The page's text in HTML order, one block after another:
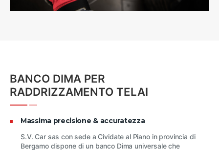
BANCO DIMA PER
RADDRIZZAMENTO TELAI
Massima precisione & accuratezza
S.V. Car sas con sede a Cividate al Piano in provincia di
Bergamo dispone di un banco Dima universale che